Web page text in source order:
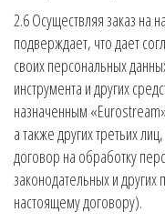
2.6 Осуществляя заказ на
подверждает, что дает
своих персональных
инструмента и других
назначенным
а также других третьих
договор на обработку
законодательных и
настоящему договору).